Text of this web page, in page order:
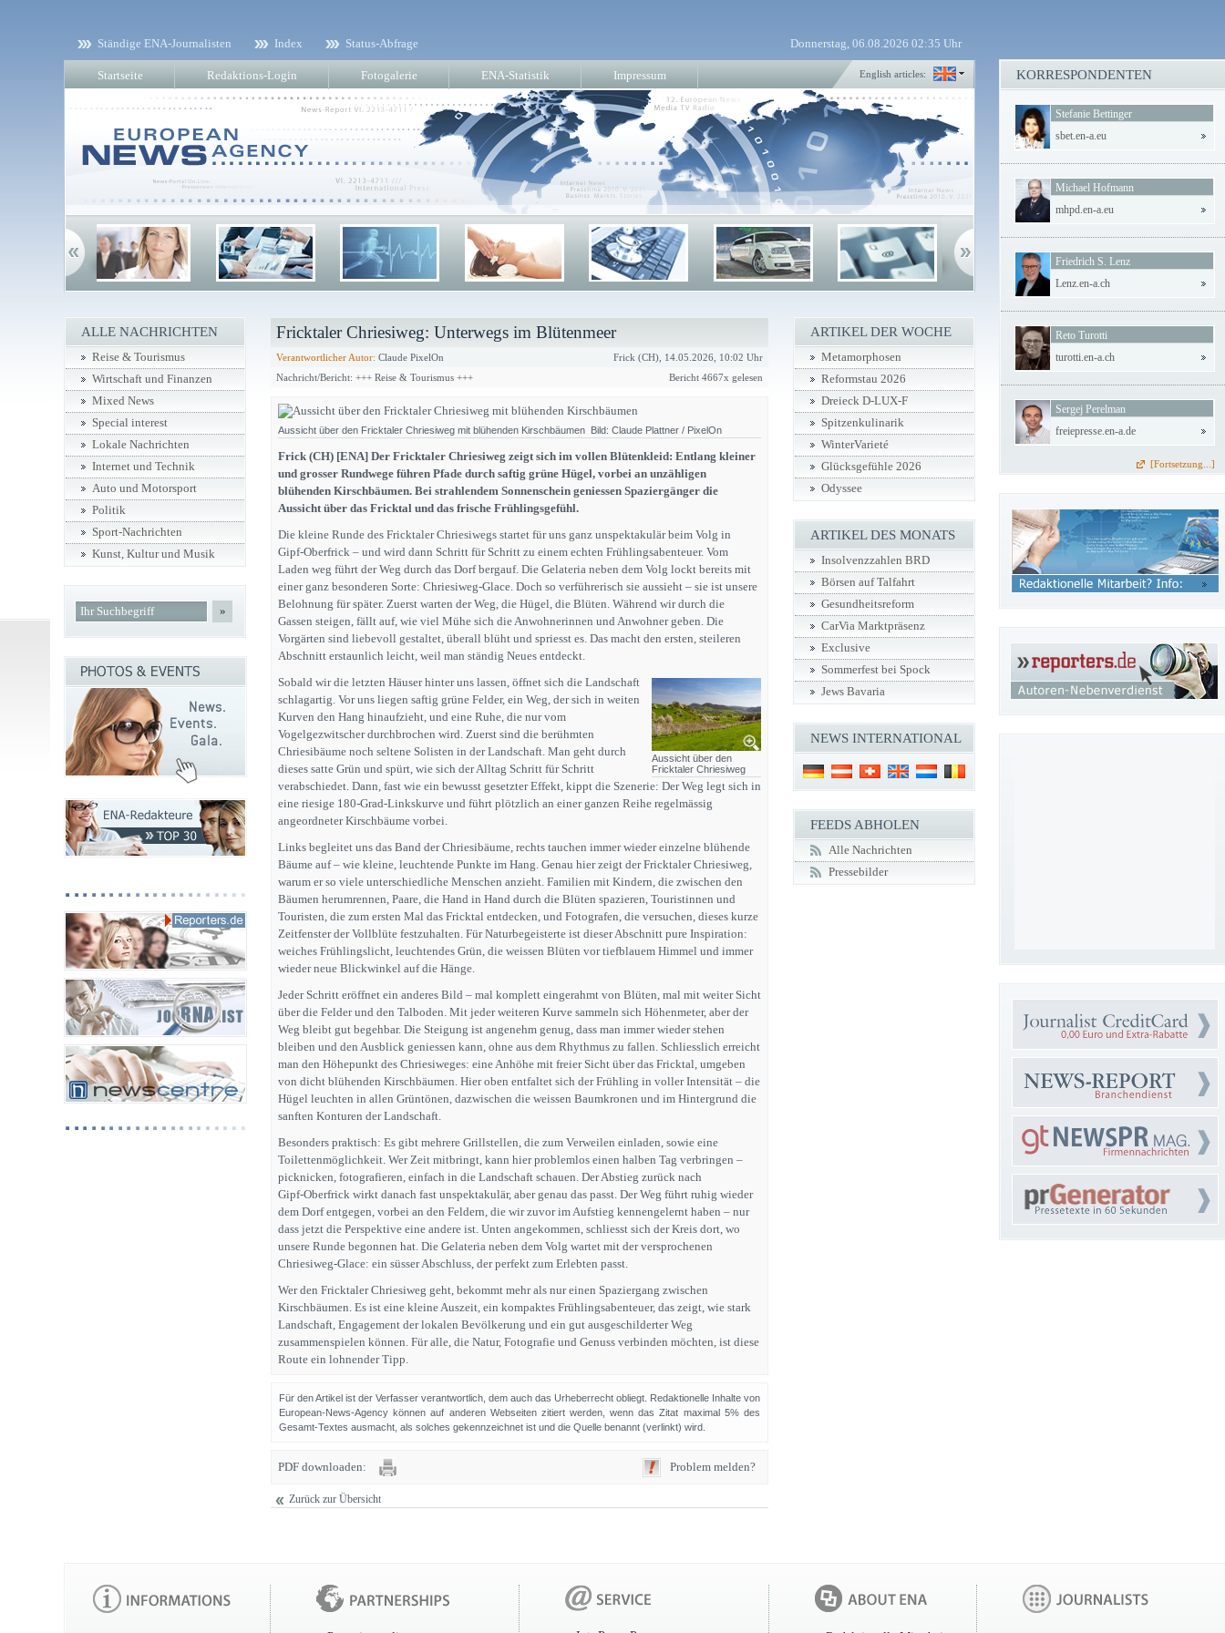
Ständige ENA-Journalisten Index Status-Abfrage Donnerstag, 06.08.2026 02:35 Uhr
Startseite Redaktions-Login Fotogalerie ENA-Statistik Impressum English articles:
Fricktaler Chriesiweg: Unterwegs im Blütenmeer
Verantwortlicher Autor: Claude PixelOn
Frick (CH), 14.05.2026, 10:02 Uhr
Nachricht/Bericht: +++ Reise & Tourismus +++
Bericht 4667x gelesen
Aussicht über den Fricktaler Chriesiweg mit blühenden Kirschbäumen Bild: Claude Plattner / PixelOn
Frick (CH) [ENA] Der Fricktaler Chriesiweg zeigt sich im vollen Blütenkleid: Entlang kleiner
und grosser Rundwege führen Pfade durch saftig grüne Hügel, vorbei an unzähligen
blühenden Kirschbäumen. Bei strahlendem Sonnenschein geniessen Spaziergänger die
Aussicht über das Fricktal und das frische Frühlingsgefühl.
Die kleine Runde des Fricktaler Chriesiwegs startet für uns ganz unspektakulär beim Volg in
Gipf‑Oberfrick – und wird dann Schritt für Schritt zu einem echten Frühlingsabenteuer. Vom
Laden weg führt der Weg durch das Dorf bergauf. Die Gelateria neben dem Volg lockt bereits mit
einer ganz besonderen Sorte: Chriesiweg‑Glace. Doch so verführerisch sie aussieht – sie ist unsere
Belohnung für später. Zuerst warten der Weg, die Hügel, die Blüten. Während wir durch die
Gassen steigen, fällt auf, wie viel Mühe sich die Anwohnerinnen und Anwohner geben. Die
Vorgärten sind liebevoll gestaltet, überall blüht und spriesst es. Das macht den ersten, steileren
Abschnitt erstaunlich leicht, weil man ständig Neues entdeckt.
Aussicht über den
Fricktaler Chriesiweg
Sobald wir die letzten Häuser hinter uns lassen, öffnet sich die Landschaft
schlagartig. Vor uns liegen saftig grüne Felder, ein Weg, der sich in weiten
Kurven den Hang hinaufzieht, und eine Ruhe, die nur vom
Vogelgezwitscher durchbrochen wird. Zuerst sind die berühmten
Chriesibäume noch seltene Solisten in der Landschaft. Man geht durch
dieses satte Grün und spürt, wie sich der Alltag Schritt für Schritt
verabschiedet. Dann, fast wie ein bewusst gesetzter Effekt, kippt die Szenerie: Der Weg legt sich in
eine riesige 180‑Grad‑Linkskurve und führt plötzlich an einer ganzen Reihe regelmässig
angeordneter Kirschbäume vorbei.
Links begleitet uns das Band der Chriesibäume, rechts tauchen immer wieder einzelne blühende
Bäume auf – wie kleine, leuchtende Punkte im Hang. Genau hier zeigt der Fricktaler Chriesiweg,
warum er so viele unterschiedliche Menschen anzieht. Familien mit Kindern, die zwischen den
Bäumen herumrennen, Paare, die Hand in Hand durch die Blüten spazieren, Touristinnen und
Touristen, die zum ersten Mal das Fricktal entdecken, und Fotografen, die versuchen, dieses kurze
Zeitfenster der Vollblüte festzuhalten. Für Naturbegeisterte ist dieser Abschnitt pure Inspiration:
weiches Frühlingslicht, leuchtendes Grün, die weissen Blüten vor tiefblauem Himmel und immer
wieder neue Blickwinkel auf die Hänge.
Jeder Schritt eröffnet ein anderes Bild – mal komplett eingerahmt von Blüten, mal mit weiter Sicht
über die Felder und den Talboden. Mit jeder weiteren Kurve sammeln sich Höhenmeter, aber der
Weg bleibt gut begehbar. Die Steigung ist angenehm genug, dass man immer wieder stehen
bleiben und den Ausblick geniessen kann, ohne aus dem Rhythmus zu fallen. Schliesslich erreicht
man den Höhepunkt des Chriesiweges: eine Anhöhe mit freier Sicht über das Fricktal, umgeben
von dicht blühenden Kirschbäumen. Hier oben entfaltet sich der Frühling in voller Intensität – die
Hügel leuchten in allen Grüntönen, dazwischen die weissen Baumkronen und im Hintergrund die
sanften Konturen der Landschaft.
Besonders praktisch: Es gibt mehrere Grillstellen, die zum Verweilen einladen, sowie eine
Toilettenmöglichkeit. Wer Zeit mitbringt, kann hier problemlos einen halben Tag verbringen –
picknicken, fotografieren, einfach in die Landschaft schauen. Der Abstieg zurück nach
Gipf‑Oberfrick wirkt danach fast unspektakulär, aber genau das passt. Der Weg führt ruhig wieder
dem Dorf entgegen, vorbei an den Feldern, die wir zuvor im Aufstieg kennengelernt haben – nur
dass jetzt die Perspektive eine andere ist. Unten angekommen, schliesst sich der Kreis dort, wo
unsere Runde begonnen hat. Die Gelateria neben dem Volg wartet mit der versprochenen
Chriesiweg‑Glace: ein süsser Abschluss, der perfekt zum Erlebten passt.
Wer den Fricktaler Chriesiweg geht, bekommt mehr als nur einen Spaziergang zwischen
Kirschbäumen. Es ist eine kleine Auszeit, ein kompaktes Frühlingsabenteuer, das zeigt, wie stark
Landschaft, Engagement der lokalen Bevölkerung und ein gut ausgeschilderter Weg
zusammenspielen können. Für alle, die Natur, Fotografie und Genuss verbinden möchten, ist diese
Route ein lohnender Tipp.
Für den Artikel ist der Verfasser verantwortlich, dem auch das Urheberrecht obliegt. Redaktionelle Inhalte von
European-News-Agency können auf anderen Webseiten zitiert werden, wenn das Zitat maximal 5% des
Gesamt-Textes ausmacht, als solches gekennzeichnet ist und die Quelle benannt (verlinkt) wird.
PDF downloaden: Problem melden?
Zurück zur Übersicht
ALLE NACHRICHTEN
Reise & Tourismus
Wirtschaft und Finanzen
Mixed News
Special interest
Lokale Nachrichten
Internet und Technik
Auto und Motorsport
Politik
Sport-Nachrichten
Kunst, Kultur und Musik
»
ARTIKEL DER WOCHE
Metamorphosen
Reformstau 2026
Dreieck D-LUX-F
Spitzenkulinarik
WinterVarieté
Glücksgefühle 2026
Odyssee
ARTIKEL DES MONATS
Insolvenzzahlen BRD
Börsen auf Talfahrt
Gesundheitsreform
CarVia Marktpräsenz
Exclusive
Sommerfest bei Spock
Jews Bavaria
NEWS INTERNATIONAL
FEEDS ABHOLEN
Alle Nachrichten
Pressebilder
KORRESPONDENTEN
Stefanie Bettinger
sbet.en-a.eu
Michael Hofmann
mhpd.en-a.eu
Friedrich S. Lenz
Lenz.en-a.ch
Reto Turotti
turotti.en-a.ch
Sergej Perelman
freiepresse.en-a.de
[Fortsetzung...]